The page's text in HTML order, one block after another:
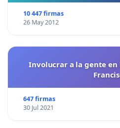
10 447 firmas
26 May 2012
Involucrar a la gente en
647 firmas
30 Jul 2021